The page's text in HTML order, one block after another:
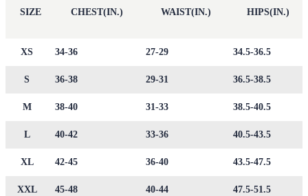
SIZE CHEST(IN.) WAIST(IN.) HIPS(IN.)
XS 34-36 27-29 34.5-36.5
S 36-38 29-31 36.5-38.5
M 38-40 31-33 38.5-40.5
L 40-42 33-36 40.5-43.5
XL 42-45 36-40 43.5-47.5
XXL 45-48 40-44 47.5-51.5